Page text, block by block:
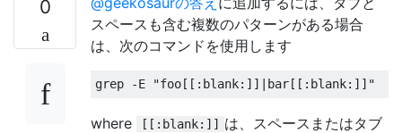
0
スペースも含む複数のパターンがある場合
は、次のコマンドを使用します
grep -E "foo[[:blank:]]|bar[[:blank:]]"
where [[:blank:]] は、スペースまたはタブ